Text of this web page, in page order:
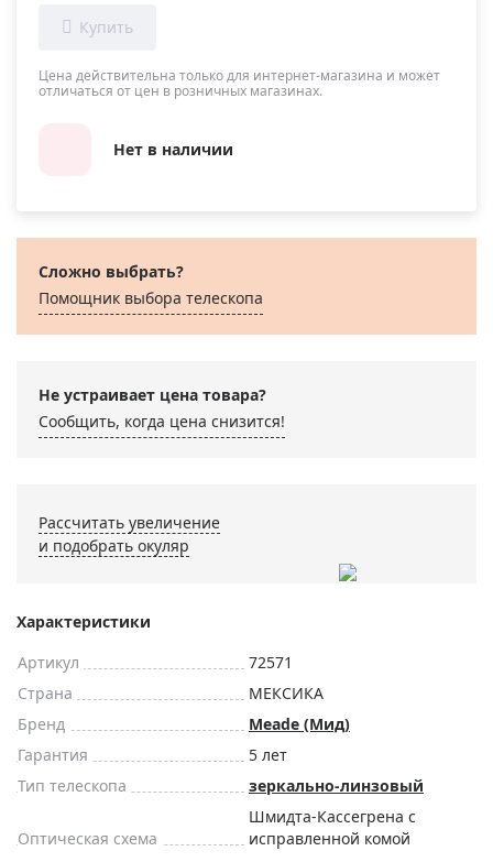
Цена действительна только для интернет-магазина и может
отличаться от цен в розничных магазинах.
Нет в наличии
Сложно выбрать?
Помощник выбора телескопа
Не устраивает цена товара?
Сообщить, когда цена снизится!
Рассчитать увеличение
и подобрать окуляр
Характеристики
Артикул
72571
Страна
МЕКСИКА
Бренд
Meade (Мид)
Гарантия
5 лет
Тип телескопа
зеркально-линзовый
Оптическая схема
Шмидта-Кассегрена с
исправленной комой